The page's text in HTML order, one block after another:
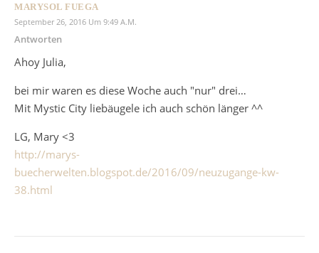
MARYSOL FUEGA
September 26, 2016 Um 9:49 A.m.
Antworten
Ahoy Julia,
bei mir waren es diese Woche auch "nur" drei…
Mit Mystic City liebäugele ich auch schön länger ^^
LG, Mary <3
http://marys-
buecherwelten.blogspot.de/2016/09/neuzugange-kw-
38.html